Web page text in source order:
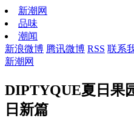
新潮网
品味
潮闻
新浪微博 腾讯微博 RSS 联系
新潮网
DIPTYQUE夏日果
日新篇